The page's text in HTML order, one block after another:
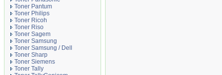
Toner Pantum
Toner Philips
Toner Ricoh
Toner Riso
Toner Sagem
Toner Samsung
Toner Samsung / Dell
Toner Sharp
Toner Siemens
Toner Tally